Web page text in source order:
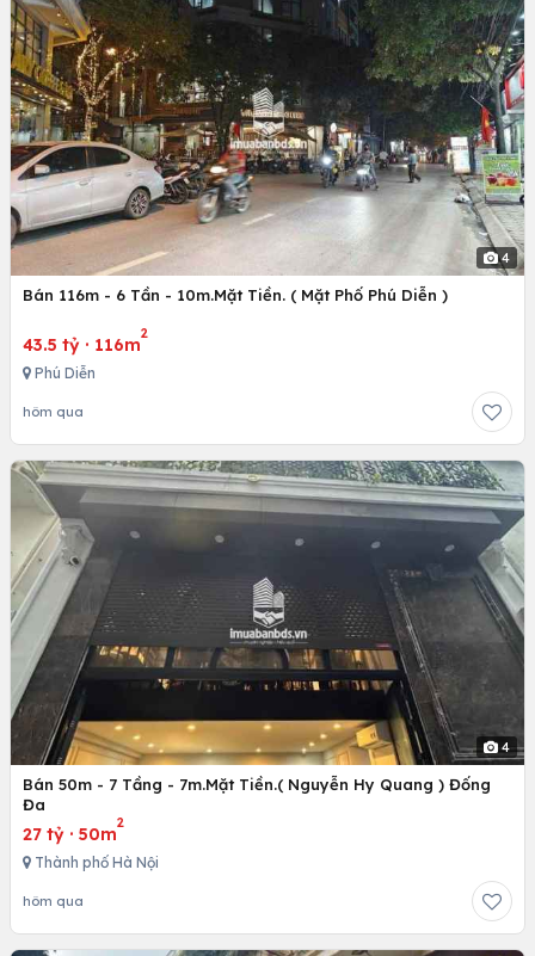
4
Bán 116m - 6 Tần - 10m.Mặt Tiền. ( Mặt Phố Phú Diễn )
43.5 tỷ · 116m
2
Phú Diễn
hôm qua
4
Bán 50m - 7 Tầng - 7m.Mặt Tiền.( Nguyễn Hy Quang ) Đống
Đa
27 tỷ · 50m
2
Thành phố Hà Nội
hôm qua